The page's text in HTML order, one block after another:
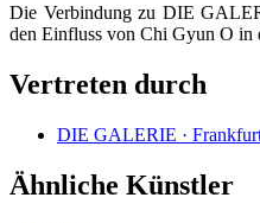
Die Verbindung zu DIE
den Einfluss von Chi Gyun O in
Vertreten durch
DIE GALERIE ·
Ähnliche Künstler